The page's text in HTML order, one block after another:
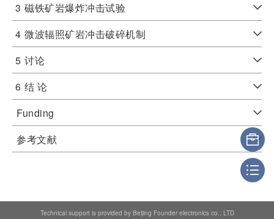
3 磁铁矿岩爆炸冲击试验
4 微波辐照矿岩冲击破碎机制
5 讨论
6 结 论
Funding
参考文献
Technical support is provided by Beijing Founder electronics co., LTD